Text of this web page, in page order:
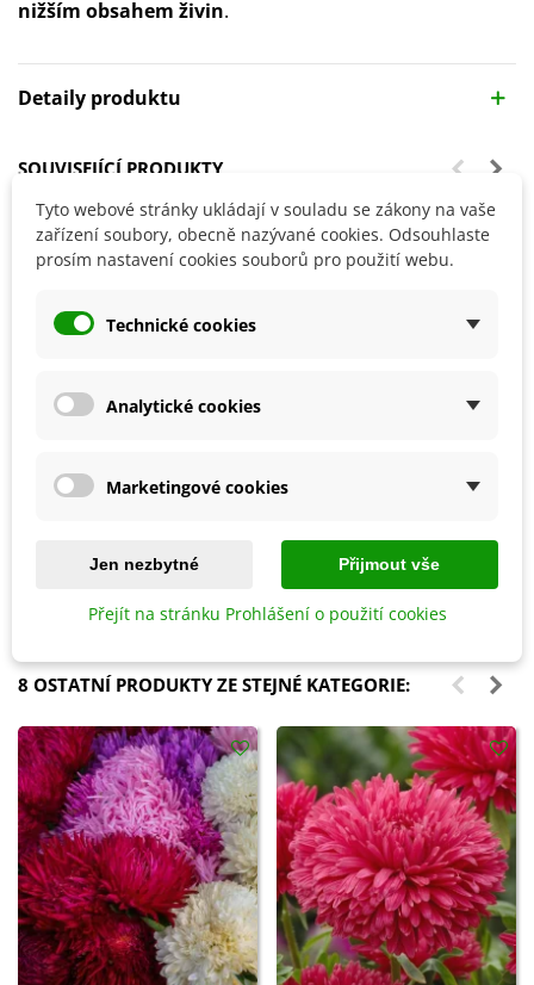
nižším obsahem živin.
Detaily produktu
SOUVISEJÍCÍ PRODUKTY
Přidat do košíku
k rostlinám - Devrakon - 300 ml
Hoštické slepičince -
granulované - 2,5 kg
178 Kč
8 OSTATNÍ PRODUKTY ZE STEJNÉ KATEGORIE:
Tyto webové stránky ukládají v souladu se zákony na vaše
zařízení soubory, obecně nazývané cookies. Odsouhlaste
prosím nastavení cookies souborů pro použití webu.
Technické cookies
Analytické cookies
Marketingové cookies
Jen nezbytné Přijmout vše
Přejít na stránku Prohlášení o použití cookies